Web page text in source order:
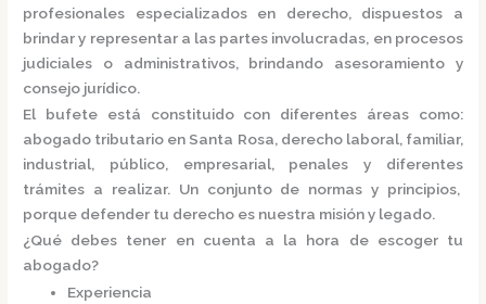
profesionales especializados en derecho, dispuestos a
brindar y representar a las partes involucradas, en procesos
judiciales o administrativos, brindando asesoramiento y
consejo jurídico.
El bufete está constituido con diferentes áreas como:
abogado tributario en Santa Rosa, derecho laboral, familiar,
industrial, público, empresarial, penales y diferentes
trámites a realizar. Un conjunto de normas y principios,
porque defender tu derecho es nuestra misión y legado.
¿Qué debes tener en cuenta a la hora de escoger tu
abogado?
Experiencia